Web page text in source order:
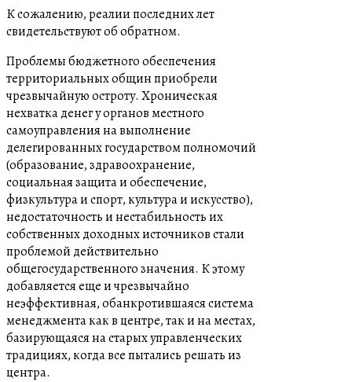
К сожалению, реалии последних лет
свидетельствуют об обратном.
Проблемы бюджетного обеспечения
территориальных общин приобрели
чрезвычайную остроту. Хроническая
нехватка денег у органов местного
самоуправления на выполнение
делегированных государством полномочий
(образование, здравоохранение,
социальная защита и обеспечение,
физкультура и спорт, культура и искусство),
недостаточность и нестабильность их
собственных доходных источников стали
проблемой действительно
общегосударственного значения. К этому
добавляется еще и чрезвычайно
неэффективная, обанкротившаяся система
менеджмента как в центре, так и на местах,
базирующаяся на старых управленческих
традициях, когда все пытались решать из
центра.